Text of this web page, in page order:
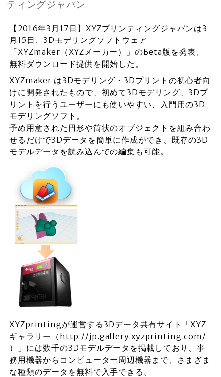
ティングジャパン
【2016年3月17日】XYZプリンティングジャパンは3
月15日、3Dモデリングソフトウェア
「XYZmaker（XYZメーカー）」のBeta版を発表、
無料ダウンロード提供を開始した。
XYZmaker は3Dモデリング・3Dプリントの初心者向
けに開発されたもので、初めて3Dモデリング、3Dプ
リントを行うユーザーにも使いやすい、入門用の3D
モデリングソフト。
予め用意された円形や筒状のオブジェクトを組み合わ
せるだけで3Dデータを簡単に作成ができ、既存の3D
モデルデータを読み込んでの編集も可能。
XYZprintingが運営する3Dデータ共有サイト「XYZ
ギャラリー（http://jp.gallery.xyzprinting.com/
）」には数千の3Dモデルデータを掲載しており、事
務用機器からコンピューター周辺機器まで、さまざま
な種類のデータを無料で入手できる。